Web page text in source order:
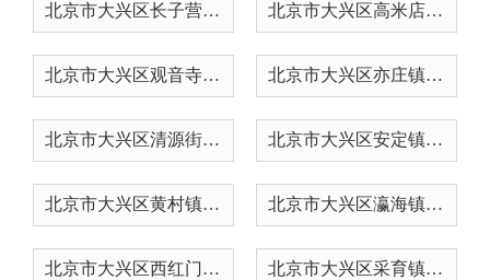
北京市大兴区长子营镇人民政府... 北京市大兴区高米店街道办事处...
北京市大兴区观音寺街道行政处... 北京市大兴区亦庄镇人民政府关...
北京市大兴区清源街道办事处行... 北京市大兴区安定镇关于部分职...
北京市大兴区黄村镇人民政府行... 北京市大兴区瀛海镇人民政府关...
北京市大兴区西红门镇人民政府... 北京市大兴区采育镇人民政府关...